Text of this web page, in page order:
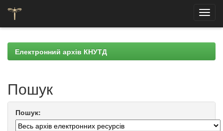
navigationЕлектронний архів КНУТД
Пошук
Пошук: